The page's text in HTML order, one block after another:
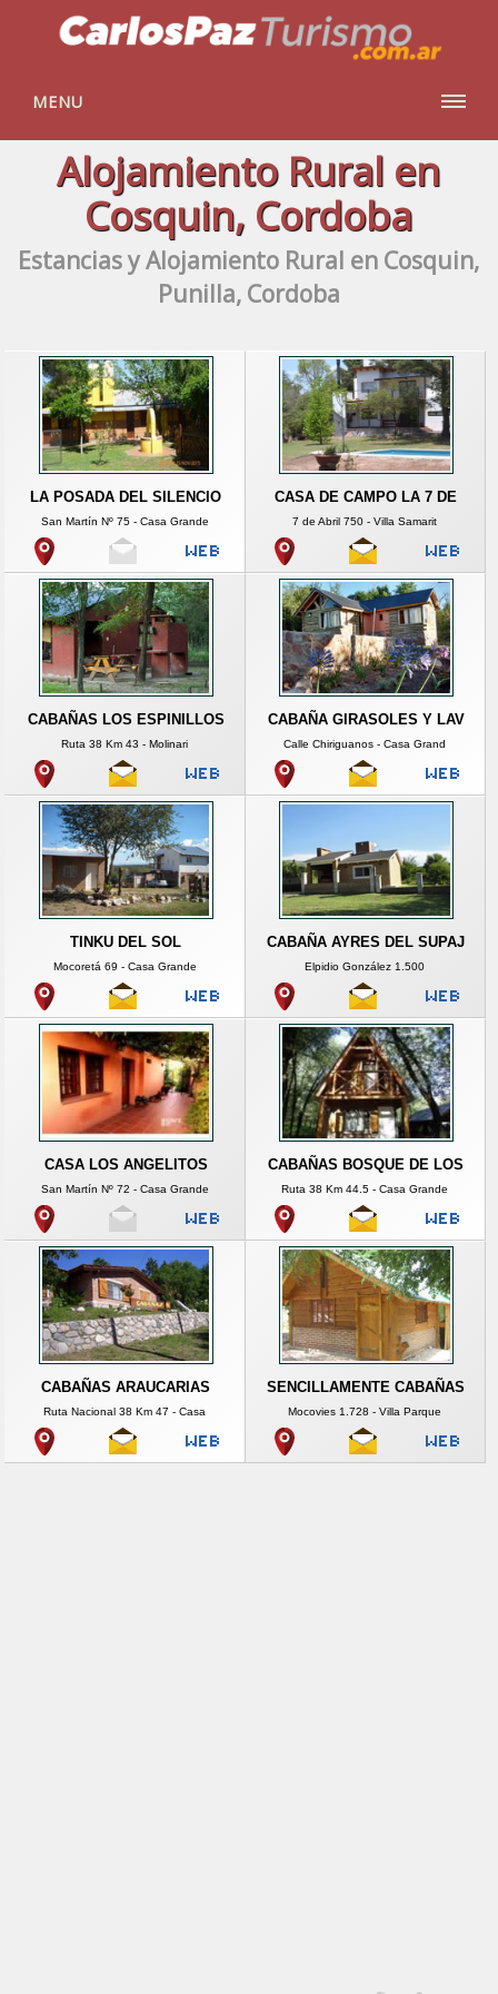
MENU
Alojamiento Rural en
Cosquin, Cordoba
Estancias y Alojamiento Rural en Cosquin,
Punilla, Cordoba
LA POSADA DEL SILENCIO
San Martín Nº 75 - Casa Grande
CASA DE CAMPO LA 7 DE
7 de Abril 750 - Villa Samarit
CABAÑAS LOS ESPINILLOS
Ruta 38 Km 43 - Molinari
CABAÑA GIRASOLES Y LAV
Calle Chiriguanos - Casa Grand
TINKU DEL SOL
Mocoretá 69 - Casa Grande
CABAÑA AYRES DEL SUPAJ
Elpidio González 1.500
CASA LOS ANGELITOS
San Martín Nº 72 - Casa Grande
CABAÑAS BOSQUE DE LOS
Ruta 38 Km 44.5 - Casa Grande
CABAÑAS ARAUCARIAS
Ruta Nacional 38 Km 47 - Casa
SENCILLAMENTE CABAÑAS
Mocovies 1.728 - Villa Parque